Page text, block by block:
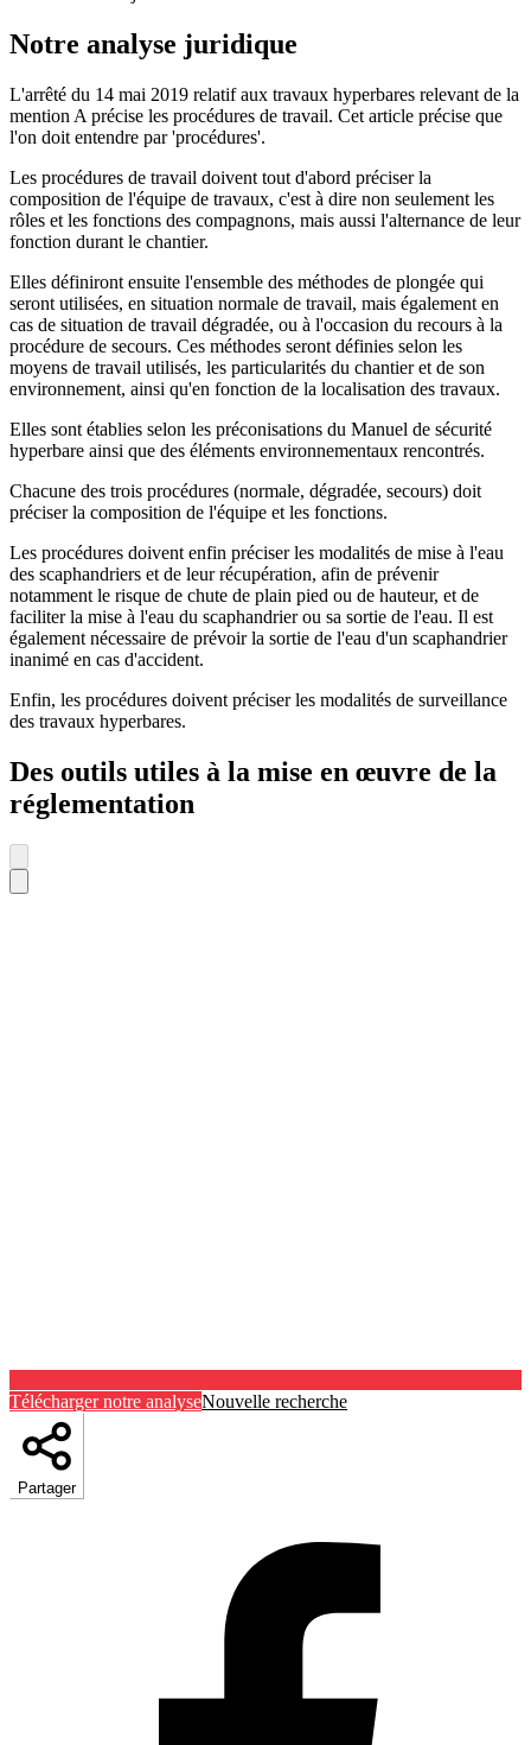
Notre analyse juridique
L'arrêté du 14 mai 2019 relatif aux travaux hyperbares relevant de la
mention A précise les procédures de travail. Cet article précise que
l'on doit entendre par 'procédures'.
Les procédures de travail doivent tout d'abord préciser la
composition de l'équipe de travaux, c'est à dire non seulement les
rôles et les fonctions des compagnons, mais aussi l'alternance de leur
fonction durant le chantier.
Elles définiront ensuite l'ensemble des méthodes de plongée qui
seront utilisées, en situation normale de travail, mais également en
cas de situation de travail dégradée, ou à l'occasion du recours à la
procédure de secours. Ces méthodes seront définies selon les
moyens de travail utilisés, les particularités du chantier et de son
environnement, ainsi qu'en fonction de la localisation des travaux.
Elles sont établies selon les préconisations du Manuel de sécurité
hyperbare ainsi que des éléments environnementaux rencontrés.
Chacune des trois procédures (normale, dégradée, secours) doit
préciser la composition de l'équipe et les fonctions.
Les procédures doivent enfin préciser les modalités de mise à l'eau
des scaphandriers et de leur récupération, afin de prévenir
notamment le risque de chute de plain pied ou de hauteur, et de
faciliter la mise à l'eau du scaphandrier ou sa sortie de l'eau. Il est
également nécessaire de prévoir la sortie de l'eau d'un scaphandrier
inanimé en cas d'accident.
Enfin, les procédures doivent préciser les modalités de surveillance
des travaux hyperbares.
Des outils utiles à la mise en œuvre de la
réglementation
Télécharger notre analyseNouvelle recherche
Partager